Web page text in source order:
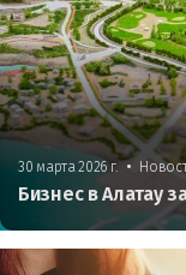
30 марта 2026 г. •
Бизнес в Алатау